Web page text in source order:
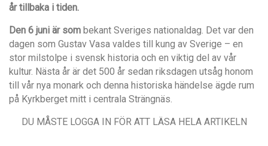
år tillbaka i tiden.
Den 6 juni är som bekant Sveriges nationaldag. Det var den
dagen som Gustav Vasa valdes till kung av Sverige – en
stor milstolpe i svensk historia och en viktig del av vår
kultur. Nästa år är det 500 år sedan riksdagen utsåg honom
till vår nya monark och denna historiska händelse ägde rum
på Kyrkberget mitt i centrala Strängnäs.
DU MÅSTE LOGGA IN FÖR ATT LÄSA HELA ARTIKELN